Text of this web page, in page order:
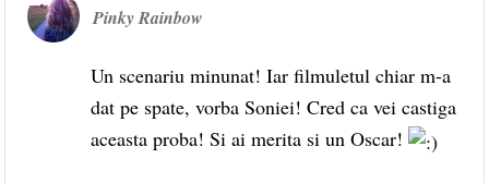
Pinky Rainbow
Un scenariu minunat! Iar filmuletul chiar m-a
dat pe spate, vorba Soniei! Cred ca vei castiga
aceasta proba! Si ai merita si un Oscar!